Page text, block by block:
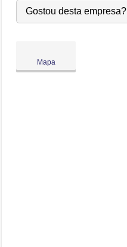
Seg: 09:00
Ter:
09:00-18:00
Sex:
Gostou desta empresa?
Mapa